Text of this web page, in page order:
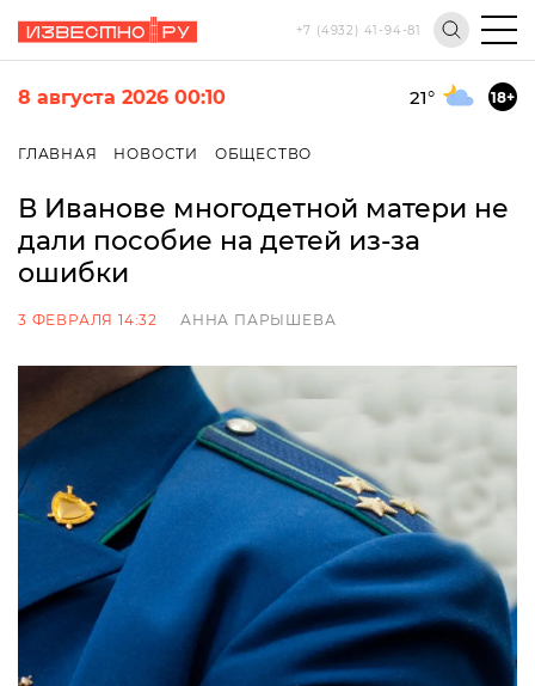
+7 (4932) 41-94-81
8 августа 2026 00:10 21° 18+
ГЛАВНАЯ НОВОСТИ ОБЩЕСТВО
В Иванове многодетной матери не
дали пособие на детей из-за
ошибки
3 ФЕВРАЛЯ 14:32 АННА ПАРЫШЕВА